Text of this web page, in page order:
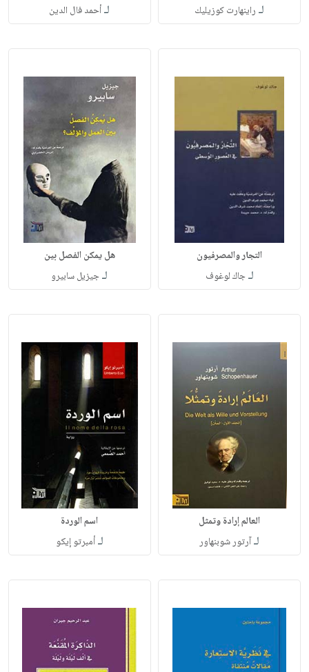
لـ راينهارت كوزيليك لـأحمد فال الدين
التجار والمصرفيون
لـجاك لوغوف
هل يمكن الفصل بين
لـجيزيل سابيرو
العالم إرادة وتمثل
لـآرتور شوبنهاور
اسم الوردة
لـأمبرتو إيكو